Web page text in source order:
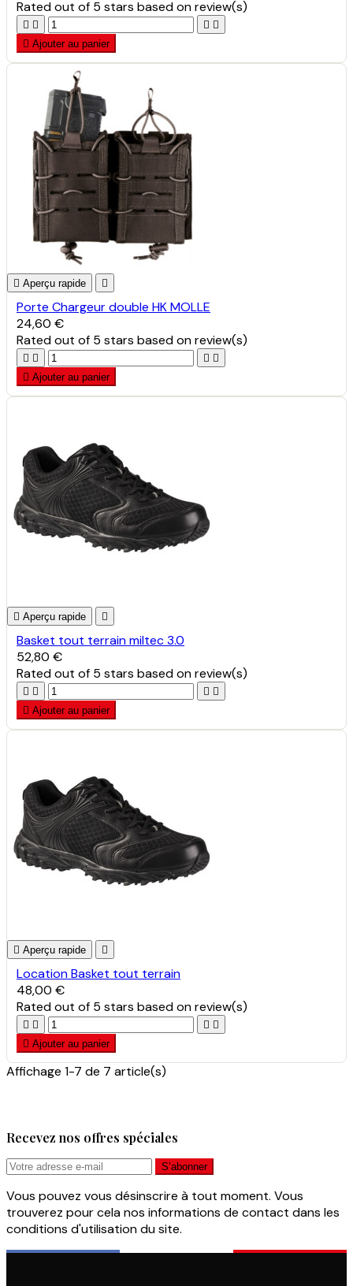
Ratedout of 5 stars based onreview(s)
   
 Ajouter au panier
 Aperçu rapide 
Porte Chargeur double HK MOLLE
24,60 €
Ratedout of 5 stars based onreview(s)
   
 Ajouter au panier
 Aperçu rapide 
Basket tout terrain miltec 3.0
52,80 €
Ratedout of 5 stars based onreview(s)
   
 Ajouter au panier
 Aperçu rapide 
Location Basket tout terrain
48,00 €
Ratedout of 5 stars based onreview(s)
   
 Ajouter au panier
Affichage 1-7 de 7 article(s)
Recevez nos offres spéciales
Vous pouvez vous désinscrire à tout moment. Vous
trouverez pour cela nos informations de contact dans les
conditions d'utilisation du site.